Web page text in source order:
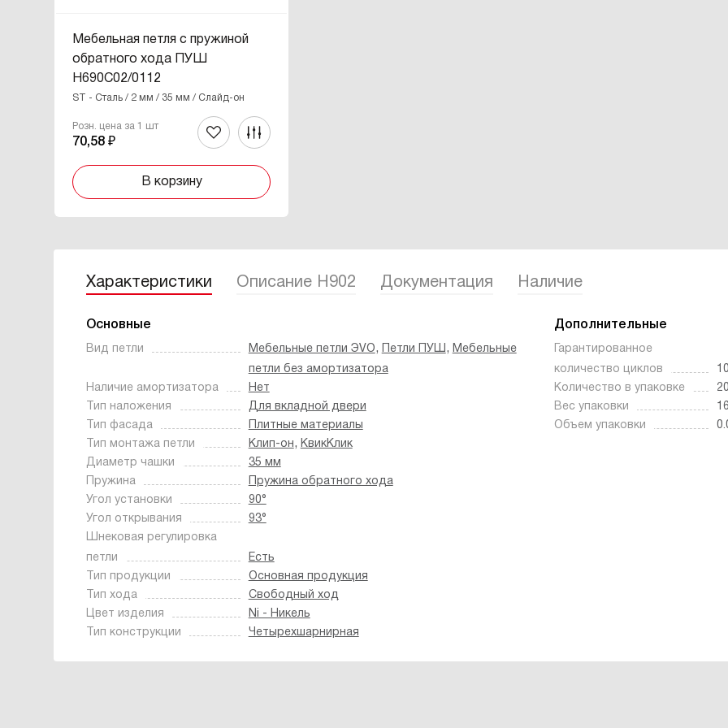
Мебельная петля с пружиной
обратного хода ПУШ
H690C02/0112
ST - Сталь / 2 мм / 35 мм / Слайд-он
Розн. цена за 1 шт
70,58 ₽
В корзину
Характеристики Описание H902 Документация Наличие
Основные
Вид петли Мебельные петли ЭVO, Петли ПУШ , Мебельные
петли без амортизатора
Наличие амортизатора
Нет
Тип наложения
Для вкладной двери
Тип фасада
Плитные материалы
Тип монтажа петли
Клип-он, КвикКлик
Диаметр чашки
35 мм
Пружина
Пружина обратного хода
Угол установки
90°
Угол открывания
93°
Шнековая регулировка
петли
Есть
Тип продукции
Основная продукция
Тип хода
Свободный ход
Цвет изделия
Ni - Никель
Тип конструкции
Четырехшарнирная
Дополнительные
Гарантированное
количество циклов
Количество в упаковке
Вес упаковки
Объем упаковки